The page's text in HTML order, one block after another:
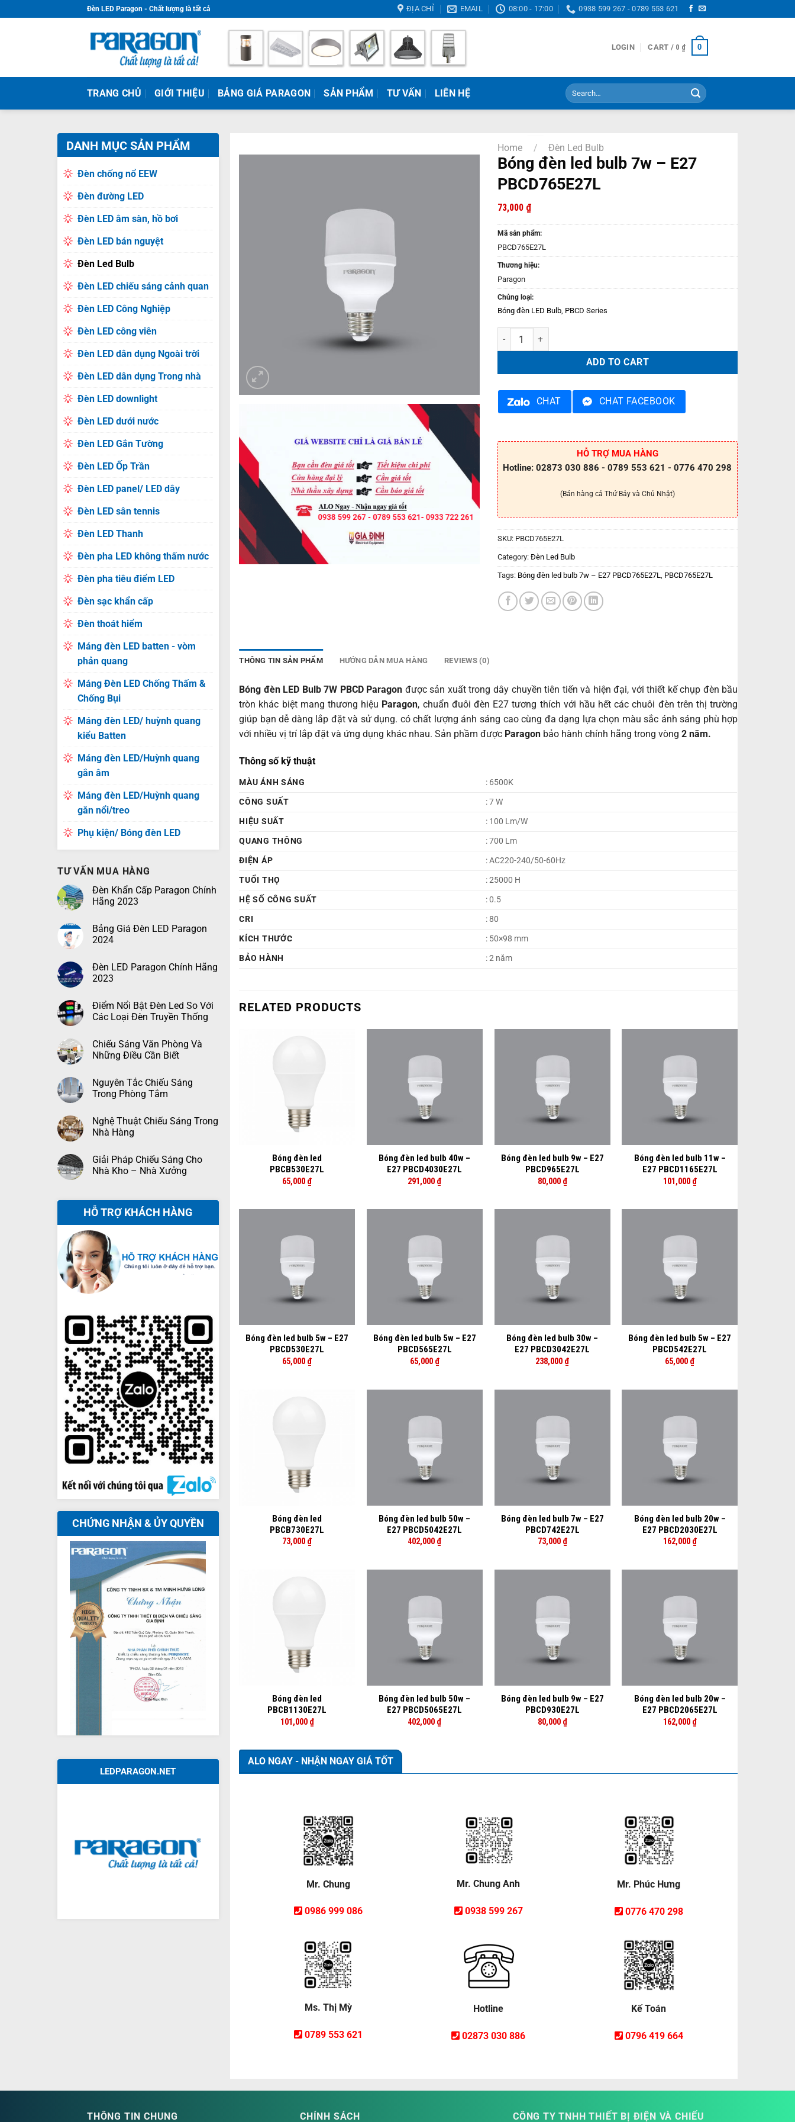
to
Đèn LED Paragon - Chất lượng là tất cả ĐỊA CHỈ EMAIL 08:00 - 17:00 0938 599 267 - 0789 553 621
LOGIN CART / 0 ₫ 0
TRANG CHỦ GIỚI THIỆU BẢNG GIÁ PARAGON SẢN PHẨM TƯ VẤN LIÊN HỆ
Search
for:
DANH MỤC SẢN PHẨM
Đèn chống nổ EEW
Đèn đường LED
Đèn LED âm sàn, hồ bơi
Đèn LED bán nguyệt
Đèn Led Bulb
Đèn LED chiếu sáng cảnh quan
Đèn LED Công Nghiệp
Đèn LED công viên
Đèn LED dân dụng Ngoài trời
Đèn LED dân dụng Trong nhà
Đèn LED downlight
Đèn LED dưới nước
Đèn LED Gắn Tường
Đèn LED Ốp Trần
Đèn LED panel/ LED dây
Đèn LED sân tennis
Đèn LED Thanh
Đèn pha LED không thấm nước
Đèn pha tiêu điểm LED
Đèn sạc khẩn cấp
Đèn thoát hiểm
Máng đèn LED batten - vòm
phản quang
Máng Đèn LED Chống Thấm &
Chống Bụi
Máng đèn LED/ huỳnh quang
kiểu Batten
Máng đèn LED/Huỳnh quang
gắn âm
Máng đèn LED/Huỳnh quang
gắn nổi/treo
Phụ kiện/ Bóng đèn LED
TƯ VẤN MUA HÀNG
Đèn Khẩn Cấp Paragon Chính
Hãng 2023
Bảng Giá Đèn LED Paragon
2024
Đèn LED Paragon Chính Hãng
2023
Điểm Nổi Bật Đèn Led So Với
Các Loại Đèn Truyền Thống
Chiếu Sáng Văn Phòng Và
Những Điều Cần Biết
Nguyên Tắc Chiếu Sáng
Trong Phòng Tắm
Nghệ Thuật Chiếu Sáng Trong
Nhà Hàng
Giải Pháp Chiếu Sáng Cho
Nhà Kho – Nhà Xưởng
HỖ TRỢ KHÁCH HÀNG
CHỨNG NHẬN & ỦY QUYỀN
LEDPARAGON.NET
Home / Đèn Led Bulb
Bóng đèn led bulb 7w – E27
PBCD765E27L
73,000 ₫
Mã sản phẩm:
PBCD765E27L
Thương hiệu:
Paragon
Chủng loại:
Bóng đèn LED Bulb, PBCD Series
Bóng đèn led bulb 7w – E27 PBCD765E27L quantity
ADD TO CART
CHAT CHAT FACEBOOK
HỖ TRỢ MUA HÀNG
Hotline: 02873 030 886 - 0789 553 621 - 0776 470 298
(Bán hàng cả Thứ Bảy và Chủ Nhật)
SKU: PBCD765E27L
Category: Đèn Led Bulb
Tags: Bóng đèn led bulb 7w – E27 PBCD765E27L PBCD765E27L
THÔNG TIN SẢN PHẨM HƯỚNG DẪN MUA HÀNG REVIEWS (0)
Bóng đèn LED Bulb 7W PBCD Paragon được sản xuất trong dây chuyền tiên tiến và hiện đại, với thiết kế chụp đèn bầu
tròn khác biệt mang thương hiệu Paragon, chuẩn đuôi đèn E27 tương thích với hầu hết các chuôi đèn trên thị trường
giúp bạn dễ dàng lắp đặt và sử dụng. có chất lượng ánh sáng cao cùng đa dạng lựa chọn màu sắc ánh sáng phù hợp
với nhiều vị trí lắp đặt và ứng dụng khác nhau. Sản phầm được Paragon bảo hành chính hãng trong vòng2 năm.
Thông số kỹ thuật
MÀU ÁNH SÁNG
: 6500K
CÔNG SUẤT
: 7 W
HIỆU SUẤT
: 100 Lm/W
QUANG THÔNG
: 700 Lm
ĐIỆN ÁP
: AC220-240/50-60Hz
TUỔI THỌ
: 25000 H
HỆ SỐ CÔNG SUẤT
: 0.5
CRI
: 80
KÍCH THƯỚC
: 50×98 mm
BẢO HÀNH
: 2 năm
RELATED PRODUCTS
Bóng đèn led
PBCB530E27L
65,000 ₫
Bóng đèn led bulb 40w –
E27 PBCD4030E27L
291,000 ₫
Bóng đèn led bulb 9w – E27
PBCD965E27L
80,000 ₫
Bóng đèn led bulb 11w –
E27 PBCD1165E27L
101,000 ₫
Bóng đèn led bulb 5w – E27
PBCD530E27L
65,000 ₫
Bóng đèn led bulb 5w – E27
PBCD565E27L
65,000 ₫
Bóng đèn led bulb 30w –
E27 PBCD3042E27L
238,000 ₫
Bóng đèn led bulb 5w – E27
PBCD542E27L
65,000 ₫
Bóng đèn led
PBCB730E27L
73,000 ₫
Bóng đèn led bulb 50w –
E27 PBCD5042E27L
402,000 ₫
Bóng đèn led bulb 7w – E27
PBCD742E27L
73,000 ₫
Bóng đèn led bulb 20w –
E27 PBCD2030E27L
162,000 ₫
Bóng đèn led
PBCB1130E27L
101,000 ₫
Bóng đèn led bulb 50w –
E27 PBCD5065E27L
402,000 ₫
Bóng đèn led bulb 9w – E27
PBCD930E27L
80,000 ₫
Bóng đèn led bulb 20w –
E27 PBCD2065E27L
162,000 ₫
ALO NGAY - NHẬN NGAY GIÁ TỐT
Mr. Chung
0986 999 086
Mr. Chung Anh
0938 599 267
Mr. Phúc Hưng
0776 470 298
Ms. Thị Mỳ
0789 553 621
Hotline
02873 030 886
Kế Toán
0796 419 664
THÔNG TIN CHUNG CHÍNH SÁCH CÔNG TY TNHH THIẾT BỊ ĐIỆN VÀ CHIẾU